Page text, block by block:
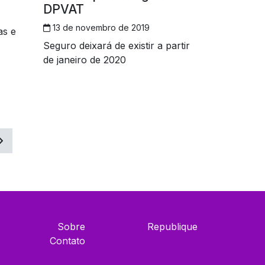
dividiam os setores estão no chão e as
únicas cores nas paredes são das
pichações, que
e
DPVAT
13 de novembro de 2019
Seguro deixará de existir a partir
de janeiro de 2020
Sobre
Contato
Republique